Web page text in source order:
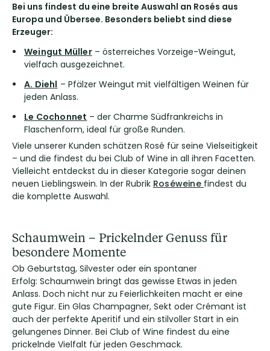
Bei uns findest du eine breite Auswahl an Rosés aus
Europa und Übersee. Besonders beliebt sind diese
Erzeuger:
Weingut Müller– österreiches Vorzeige-Weingut,
vielfach ausgezeichnet.
A. Diehl – Pfälzer Weingut mit vielfältigen Weinen für
jeden Anlass.
Le Cochonnet – der Charme Südfrankreichs in
Flaschenform, ideal für große Runden.
Viele unserer Kunden schätzen Rosé für seine Vielseitigkeit
– und die findest du bei Club of Wine in all ihren Facetten.
Vielleicht entdeckst du in dieser Kategorie sogar deinen
neuen Lieblingswein. In der Rubrik Roséweine findest du
die komplette Auswahl.
Schaumwein – Prickelnder Genuss für
besondere Momente
Ob Geburtstag, Silvester oder ein spontaner
Erfolg: Schaumwein bringt das gewisse Etwas in jeden
Anlass. Doch nicht nur zu Feierlichkeiten macht er eine
gute Figur. Ein Glas Champagner, Sekt oder Crémant ist
auch der perfekte Aperitif und ein stilvoller Start in ein
gelungenes Dinner. Bei Club of Wine findest du eine
prickelnde Vielfalt für jeden Geschmack.